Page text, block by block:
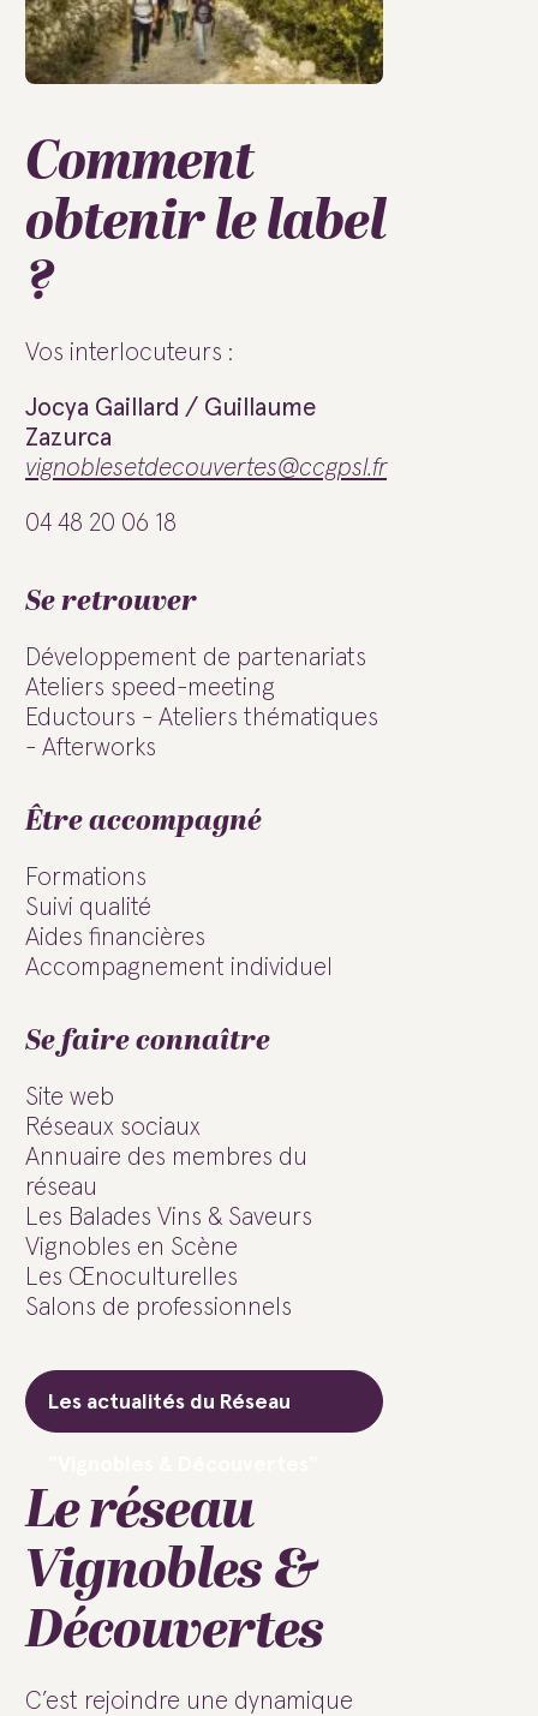
Comment
obtenir le label
?
Vos interlocuteurs :
Jocya Gaillard / Guillaume
Zazurca
vignoblesetdecouvertes@ccgpsl.fr
04 48 20 06 18
Se retrouver
Développement de partenariats
Ateliers speed-meeting
Eductours - Ateliers thématiques
- Afterworks
Être accompagné
Formations
Suivi qualité
Aides financières
Accompagnement individuel
Se faire connaître
Site web
Réseaux sociaux
Annuaire des membres du
réseau
Les Balades Vins & Saveurs
Vignobles en Scène
Les Œnoculturelles
Salons de professionnels
Les actualités du Réseau
Le réseau
Vignobles &
Découvertes
C’est rejoindre une dynamique